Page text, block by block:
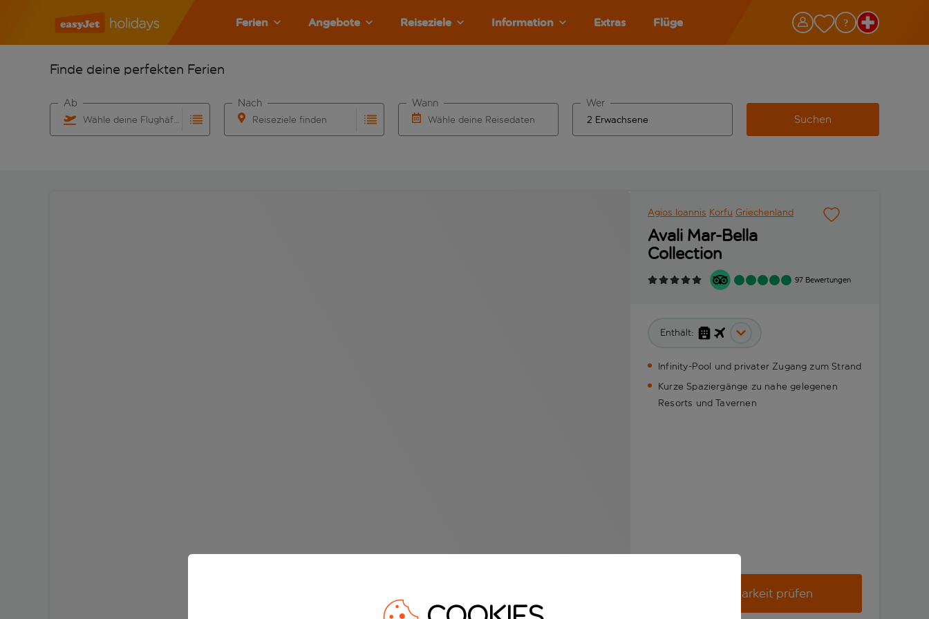
Ferien Angebote Reiseziele Information Extras Flüge
Finde deine perfekten Ferien
Wähle deine Flughäfen
Ab
Reiseziele finden
Nach
Wähle deine Reisedaten
Wann Wer
Suchen
Agios Ioannis Korfu Griechenland
Avali Mar-Bella
Collection
97 Bewertungen
Enthält:
Infinity-Pool und privater Zugang zum Strand
Kurze Spaziergänge zu nahe gelegenen
Resorts und Tavernen
Verfügbarkeit prüfen